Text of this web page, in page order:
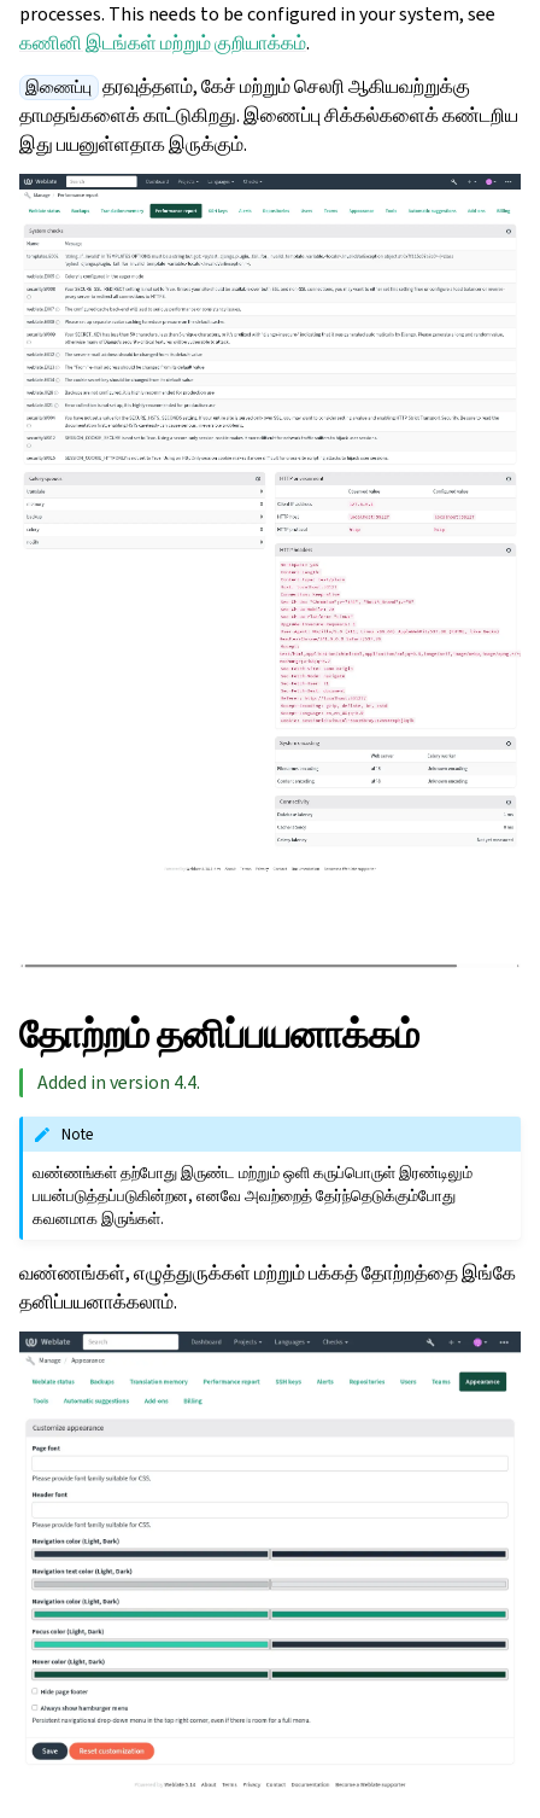
processes. This needs to be configured in your system, see
கணினி இடங்கள் மற்றும் குறியாக்கம்.
இணைப்பு தரவுத்தளம், கேச் மற்றும் செலரி ஆகியவற்றுக்கு
தாமதங்களைக் காட்டுகிறது. இணைப்பு சிக்கல்களைக் கண்டறிய
இது பயனுள்ளதாக இருக்கும்.
தோற்றம் தனிப்பயனாக்கம்
Added in version 4.4.
Note
வண்ணங்கள் தற்போது இருண்ட மற்றும் ஒளி கருப்பொருள் இரண்டிலும்
பயன்படுத்தப்படுகின்றன, எனவே அவற்றைத் தேர்ந்தெடுக்கும்போது
கவனமாக இருங்கள்.
வண்ணங்கள், எழுத்துருக்கள் மற்றும் பக்கத் தோற்றத்தை இங்கே
தனிப்பயனாக்கலாம்.